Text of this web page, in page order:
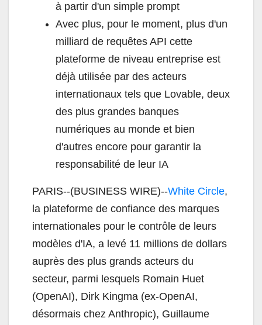
à partir d'un simple prompt
Avec plus, pour le moment, plus d'un
milliard de requêtes API cette
plateforme de niveau entreprise est
déjà utilisée par des acteurs
internationaux tels que Lovable, deux
des plus grandes banques
numériques au monde et bien
d'autres encore pour garantir la
responsabilité de leur IA
PARIS--(BUSINESS WIRE)--White Circle,
la plateforme de confiance des marques
internationales pour le contrôle de leurs
modèles d'IA, a levé 11 millions de dollars
auprès des plus grands acteurs du
secteur, parmi lesquels Romain Huet
(OpenAI), Dirk Kingma (ex-OpenAI,
désormais chez Anthropic), Guillaume